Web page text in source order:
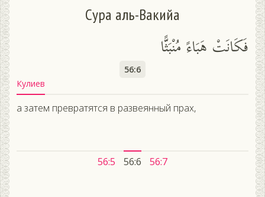
Сура аль-Вакийа
فَكَانَتْ هَبَاءً مُنْبَثًّا
56:6
Кулиев
а затем превратятся в развеянный прах,
56:5 56:6 56:7